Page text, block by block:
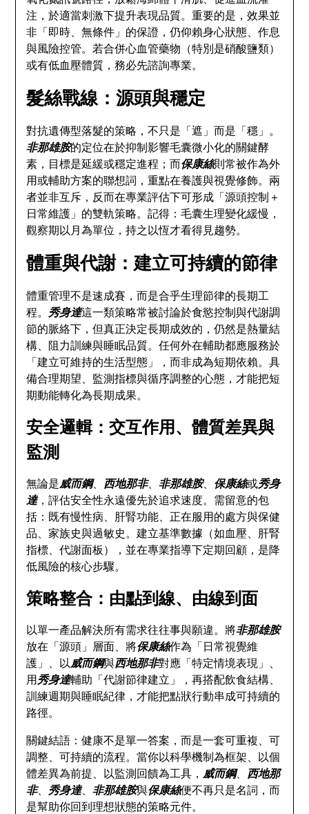
注，於適當刺激下提升表現品質。重要的是，效果並
非「即時、無條件」的保證，仍仰賴身心狀態、作息
與風險控管。若合併心血管藥物（特別是硝酸鹽類）
或有低血壓體質，務必先諮詢專業。
髮絲戰線：源頭與穩定
對抗遺傳型落髮的策略，不只是「遮」而是「穩」。
非那雄胺的定位在於抑制影響毛囊微小化的關鍵酵
素，目標是延緩或穩定進程；而保康絲則常被作為外
用或輔助方案的聯想詞，重點在養護與視覺修飾。兩
者並非互斥，反而在專業評估下可形成「源頭控制＋
日常維護」的雙軌策略。記得：毛囊生理變化緩慢，
觀察期以月為單位，持之以恆才看得見趨勢。
體重與代謝：建立可持續的節律
體重管理不是速成賽，而是合乎生理節律的長期工
程。 秀身達這一類策略常被討論於食慾控制與代謝調
節的脈絡下，但真正決定長期成效的，仍然是熱量結
構、阻力訓練與睡眠品質。任何外在輔助都應服務於
「建立可維持的生活型態」，而非成為短期依賴。具
備合理期望、監測指標與循序調整的心態，才能把短
期動能轉化為長期成果。
安全邏輯：交互作用、體質差異與
監測
無論是威而鋼、 西地那非、非那雄胺、 保康絲或秀身
達，評估安全性永遠優先於追求速度。需留意的包
括：既有慢性病、肝腎功能、正在服用的處方與保健
品、家族史與過敏史。建立基準數據（如血壓、肝腎
指標、代謝面板），並在專業指導下定期回顧，是降
低風險的核心步驟。
策略整合：由點到線、由線到面
以單一產品解決所有需求往往事與願違。將非那雄胺
放在「源頭」層面、將保康絲作為「日常視覺維
護」、以威而鋼與西地那非對應「特定情境表現」、
用秀身達輔助「代謝節律建立」，再搭配飲食結構、
訓練週期與睡眠紀律，才能把點狀行動串成可持續的
路徑。
關鍵結語：健康不是單一答案，而是一套可重複、可
調整、可持續的流程。當你以科學機制為框架、以個
體差異為前提、以監測回饋為工具，威而鋼、 西地那
非、 秀身達、非那雄胺與保康絲便不再只是名詞，而
是幫助你回到理想狀態的策略元件。